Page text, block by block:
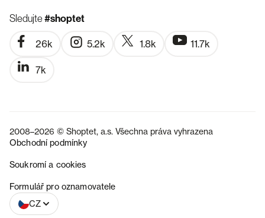
Sledujte#shoptet
26k 5.2k 1.8k 11.7k
7k
2008–2026 © Shoptet, a.s. Všechna práva vyhrazena
Obchodní podmínky
Soukromí a cookies
Formulář pro oznamovatele
CZ